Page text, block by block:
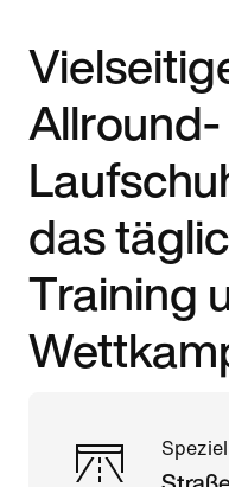
Allround-
das
Training